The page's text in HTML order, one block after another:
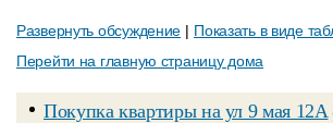
Развернуть обсуждение | Показать в виде
Перейти на главную страницу дома
Покупка квартиры на ул 9 мая 12А